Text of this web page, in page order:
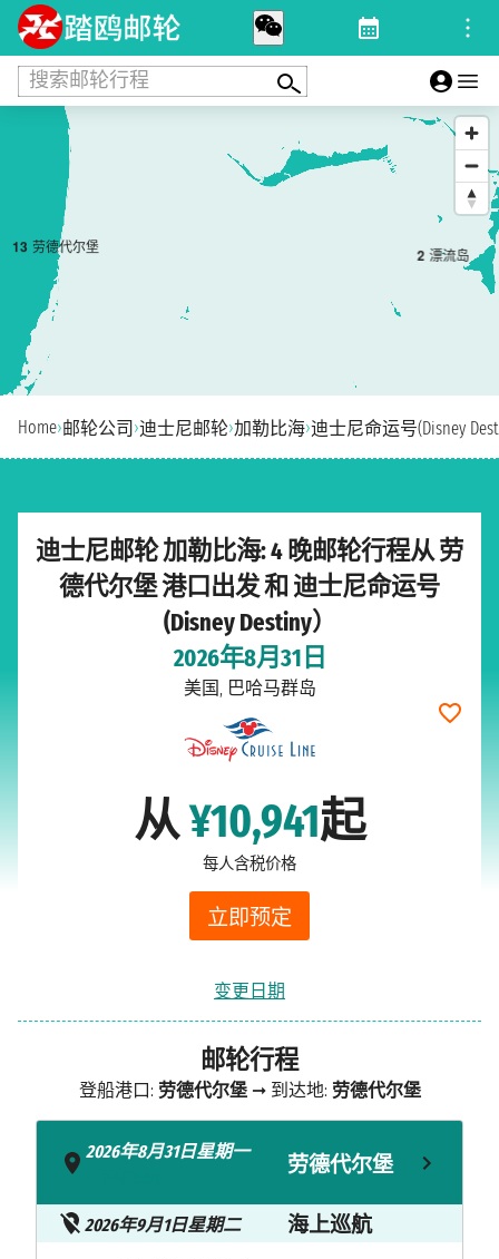
搜索邮轮行程
13 劳德代尔堡 2 漂流岛
Home›邮轮公司 ›迪士尼邮轮›加勒比海›迪士尼命运号(Disney
迪士尼邮轮 加勒比海: 4 晚邮轮行程从 劳
德代尔堡 港口出发 和 迪士尼命运号
(Disney Destiny）
2026年8月31日
美国, 巴哈马群岛
从¥10,941起
每人含税价格
立即预定
变更日期
邮轮行程
登船港口: 劳德代尔堡➞ 到达地: 劳德代尔堡
2026年8月31日星期一
劳德代尔堡
2026年9月1日星期二 海上巡航